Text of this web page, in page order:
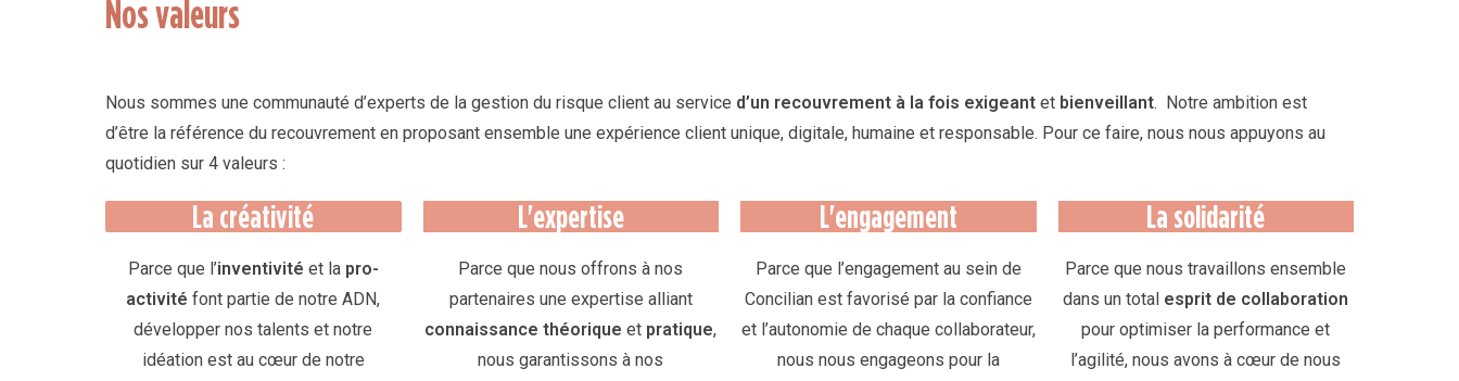
Nos valeurs
Nous sommes une communauté d’experts de la gestion du risque client au service d’un recouvrement à la fois exigeant et bienveillant. Notre ambition est
d’être la référence du recouvrement en proposant ensemble une expérience client unique, digitale, humaine et responsable. Pour ce faire, nous nous appuyons au
quotidien sur 4 valeurs :
La créativité
Parce que l’inventivité et la pro-
activité font partie de notre ADN,
développer nos talents et notre
idéation est au cœur de notre
L'expertise
Parce que nous offrons à nos
partenaires une expertise alliant
connaissance théorique et pratique,
nous garantissons à nos
L'engagement
Parce que l’engagement au sein de
Concilian est favorisé par la confiance
et l’autonomie de chaque collaborateur,
nous nous engageons pour la
La solidarité
Parce que nous travaillons ensemble
dans un total esprit de collaboration
pour optimiser la performance et
l’agilité, nous avons à cœur de nous